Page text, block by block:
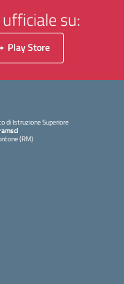
su:
Play Store
di Istruzione Superiore
(RM)